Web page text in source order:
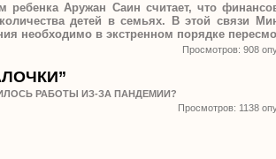
Аружан Саин считает, что
детей в семьях. В этой связи
необходимо в экстренном порядке
Просмотров: 908
РАБОТЫ ИЗ-ЗА ПАНДЕМИИ?
Просмотров: 1138